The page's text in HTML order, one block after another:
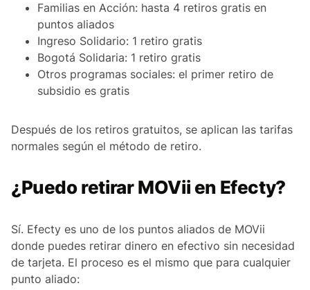
Familias en Acción: hasta 4 retiros gratis en
puntos aliados
Ingreso Solidario: 1 retiro gratis
Bogotá Solidaria: 1 retiro gratis
Otros programas sociales: el primer retiro de
subsidio es gratis
Después de los retiros gratuitos, se aplican las tarifas
normales según el método de retiro.
¿Puedo retirar MOVii en Efecty?
Sí. Efecty es uno de los puntos aliados de MOVii
donde puedes retirar dinero en efectivo sin necesidad
de tarjeta. El proceso es el mismo que para cualquier
punto aliado: